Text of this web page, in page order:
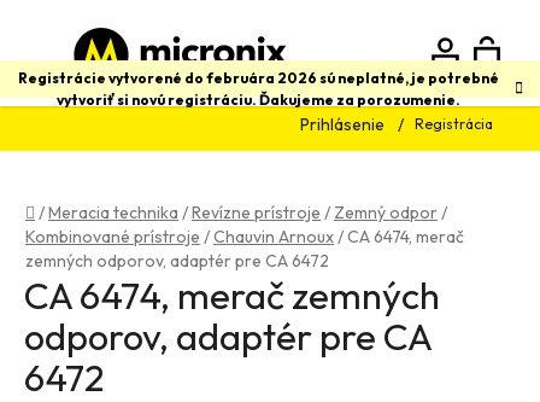
obsah
Registrácie vytvorené do februára 2026 sú neplatné, je potrebné
vytvoriť si novú registráciu. Ďakujeme za porozumenie.
Prihlásenie Registrácia
Hľadať
Domov
/Meracia technika /Revízne prístroje / Zemný odpor/
Kombinované prístroje /Chauvin Arnoux/CA 6474, merač
zemných odporov, adaptér pre CA 6472
CA 6474, merač zemných
odporov, adaptér pre CA
6472